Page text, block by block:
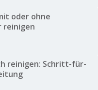
oder ohne
reinigen
reinigen: Schritt-für-